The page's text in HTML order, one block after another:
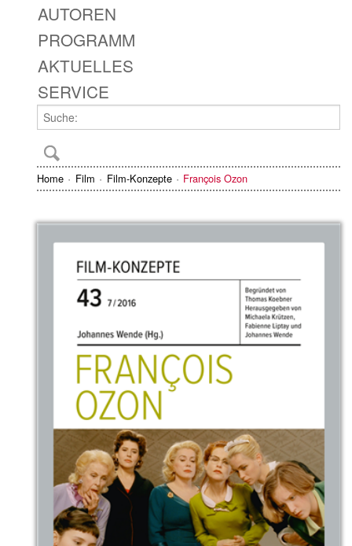
AUTOREN
PROGRAMM
AKTUELLES
SERVICE
Home Film Film-Konzepte François Ozon